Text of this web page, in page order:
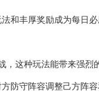
和丰厚奖励成为每日
这种玩法能带来强烈
防守阵容调整己方阵